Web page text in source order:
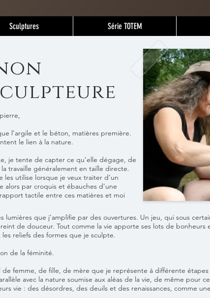
Sculptures Série TOTEM
l’argile et le béton, matières première.
le lien à la nature.
je tente de capter ce qu’elle dégage, de
travaille généralement en taille directe.
les utilise lorsque je veux traiter d’un
par croquis et ébauches d’une
tactile entre ces matières et moi
lumières que j’amplifie par des ouvertures. Un jeu, qui sous
de douceur. Tout comme la vie apporte ses lots de
reliefs des formes que je sculpte.
de la féminité.
de femme, de fille, de mère que je représente à différente étapes
avec la nature soumise aux aléas de la vie, de même pour
vie : des désordres, des deuils et des renaissances, comme